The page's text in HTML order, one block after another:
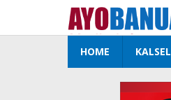
konten
HOME KALSEL